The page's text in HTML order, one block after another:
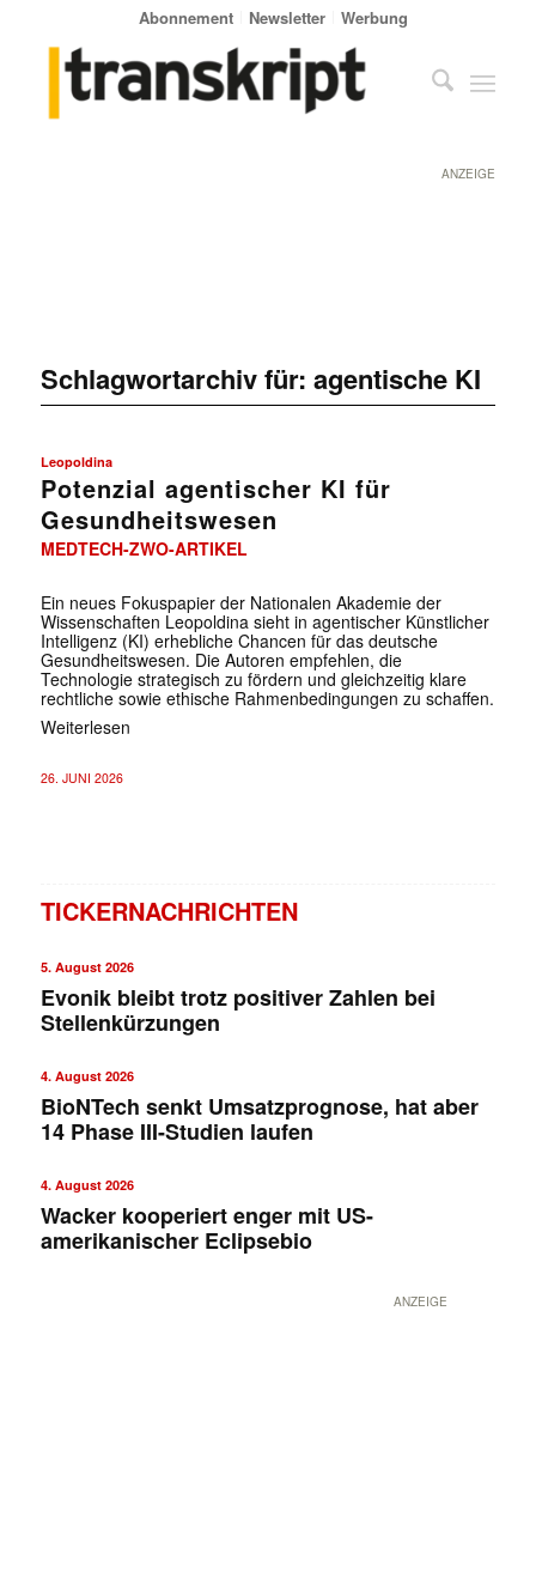
Abonnement Newsletter Werbung
ANZEIGE
Schlagwortarchiv für: agentische KI
Leopoldina
Potenzial agentischer KI für
Gesundheitswesen
MEDTECH-ZWO-ARTIKEL
Ein neues Fokuspapier der Nationalen Akademie der
Wissenschaften Leopoldina sieht in agentischer Künstlicher
Intelligenz (KI) erhebliche Chancen für das deutsche
Gesundheitswesen. Die Autoren empfehlen, die
Technologie strategisch zu fördern und gleichzeitig klare
rechtliche sowie ethische Rahmenbedingungen zu schaffen.
Weiterlesen
26. JUNI 2026
TICKERNACHRICHTEN
5. August 2026
Evonik bleibt trotz positiver Zahlen bei
Stellenkürzungen
4. August 2026
BioNTech senkt Umsatzprognose, hat aber
14 Phase III-Studien laufen
4. August 2026
Wacker kooperiert enger mit US-
amerikanischer Eclipsebio
ANZEIGE